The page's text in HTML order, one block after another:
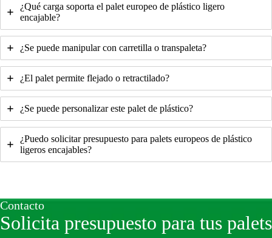
¿Qué carga soporta el palet europeo de plástico ligero
encajable?
¿Se puede manipular con carretilla o transpaleta?
¿El palet permite flejado o retractilado?
¿Se puede personalizar este palet de plástico?
¿Puedo solicitar presupuesto para palets europeos de plástico
ligeros encajables?
Contacto
Solicita presupuesto para tus palets